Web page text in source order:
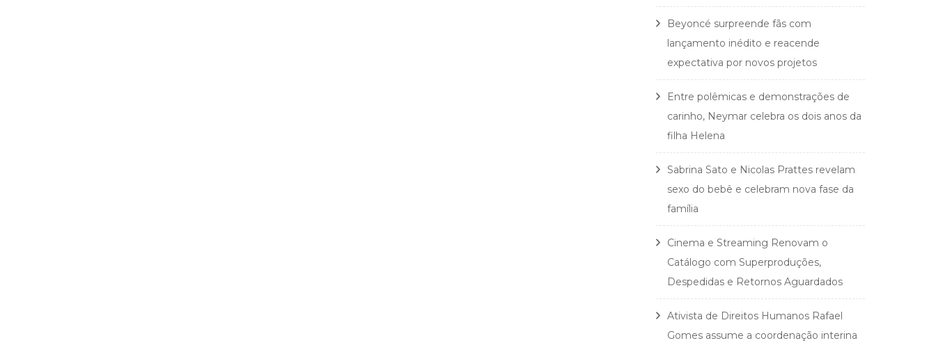
Beyoncé surpreende fãs com
lançamento inédito e reacende
expectativa por novos projetos
Entre polêmicas e demonstrações de
carinho, Neymar celebra os dois anos da
filha Helena
Sabrina Sato e Nicolas Prattes revelam
sexo do bebê e celebram nova fase da
família
Cinema e Streaming Renovam o
Catálogo com Superproduções,
Despedidas e Retornos Aguardados
Ativista de Direitos Humanos Rafael
Gomes assume a coordenação interina